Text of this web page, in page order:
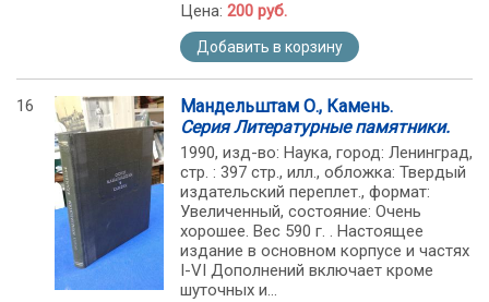
Цена: 200 руб.
Добавить в корзину
16
Мандельштам О., Камень.
Серия Литературные памятники.
1990, изд-во: Наука, город: Ленинград,
стр. : 397 стр., илл., обложка: Твердый
издательский переплет., формат:
Увеличенный, состояние: Очень
хорошее. Вес 590 г. . Настоящее
издание в основном корпусе и частях
I-VI Дополнений включает кроме
шуточных и...